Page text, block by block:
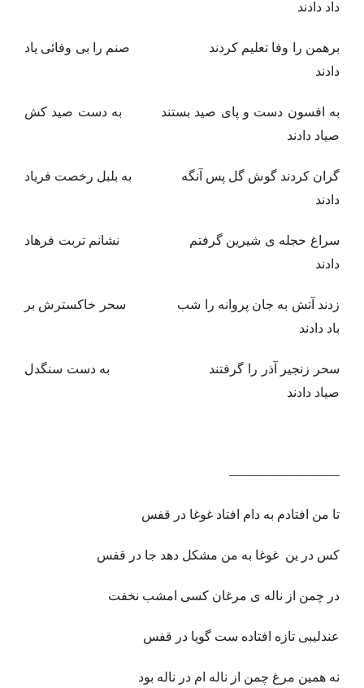
داد دادند
برهمن را وفا تعلیم کردند صنم را بی وفائی یاد
دادند
به افسون دست و پای صید بستند به دست صید کش
صیاد دادند
گران کردند گوش گل پس آنگه به بلبل رخصت فریاد
دادند
سراغ حجله ی شیرین گرفتم نشانم تربت فرهاد
دادند
زدند آتش به جان پروانه را شب سحر خاکسترش بر
باد دادند
سحر زنجیر آذر را گرفتند به دست سنگدل
صیاد دادند
————————–
تا من افتادم به دام افتاد غوغا در قفس
کس در ین غوغا به من مشکل دهد جا در قفس
در چمن از ناله ی مرغان کسی امشب نخفت
عندلیبی تازه افتاده ست گویا در قفس
نه همین مرغ چمن از ناله ام در ناله بود